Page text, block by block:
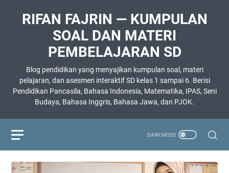
RIFAN FAJRIN — KUMPULAN
SOAL DAN MATERI
PEMBELAJARAN SD
Blog pendidikan yang menyajikan kumpulan soal, materi
pelajaran, dan asesmen interaktif SD kelas 1 sampai 6. Berisi
Pendidikan Pancasila, Bahasa Indonesia, Matematika, IPAS, Seni
Budaya, Bahasa Inggris, Bahasa Jawa, dan PJOK.